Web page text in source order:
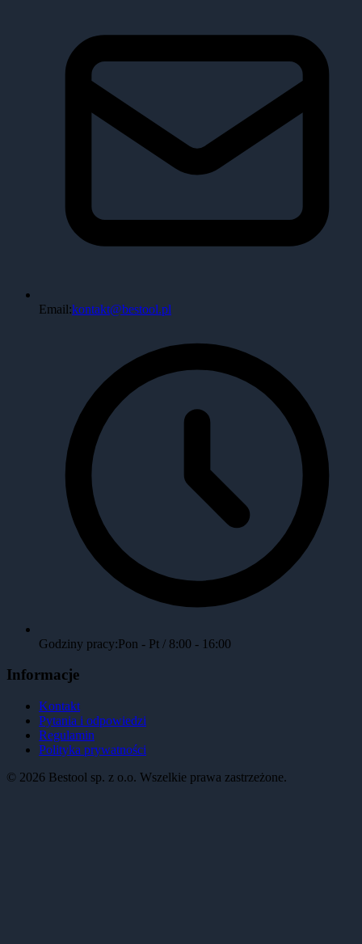
Email:kontakt@bestool.pl
Godziny pracy:Pon - Pt / 8:00 - 16:00
Informacje
Kontakt
Pytania i odpowiedzi
Regulamin
Polityka prywatności
© 2026 Bestool sp. z o.o. Wszelkie prawa zastrzeżone.